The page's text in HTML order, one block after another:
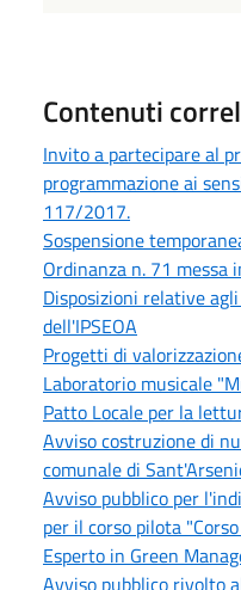
Contenuti
Invito a partecipare al
programmazione ai
117/2017.
Sospensione
Ordinanza n. 71 messa
Disposizioni relative
dell'IPSEOA
Progetti di
Laboratorio musicale
Patto Locale per la
Avviso costruzione di
comunale di
Avviso pubblico per
per il corso pilota
Esperto in Green
Avviso pubblico rivolto